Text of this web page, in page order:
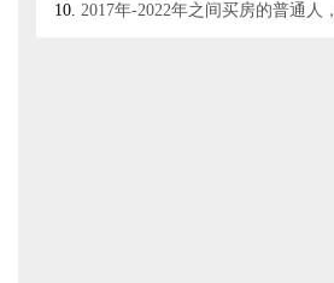
2017年-2022年之间买房的普通人，是不是这辈子都被套牢了？